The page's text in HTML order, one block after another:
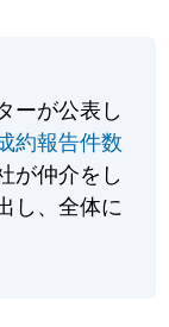
ーが公表し
約報告件数
が仲介をし
し、全体に